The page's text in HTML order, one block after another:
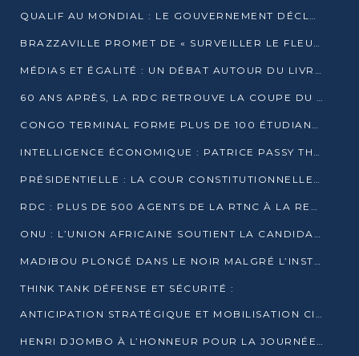
QUALIF AU MONDIAL : LE GOUVERNEMENT DÉCLARE LA JOURNÉE DU 1ER AVRIL 2026 CHÔMÉE ET PAYÉE
BRAZZAVILLE PROMET DE « SURVEILLER LE FLEUVE » APRÈS LA QUALIFICATION DE LA RDC AU MONDIAL
MÉDIAS ET ÉGALITÉ : UN DÉBAT AUTOUR DU LIVRE « CES FEMMES QUI REPRENNENT LE POUVOIR SUR LEUR VIE »
60 ANS APRÈS, LA RDC RETROUVE LA COUPE DU MONDE
CONGO TERMINAL FORME PLUS DE 100 ÉTUDIANTS AUX TECHNIQUES D’EMBAUCHE
INTELLIGENCE ÉCONOMIQUE : PATRICE PASSY THÉORISE UNE STRATÉGIE ADAPTÉE AUX CONTEXTES FRAGMENTÉS
PRÉSIDENTIELLE : LA COUR CONSTITUTIONNELLE CONFIRME LA VICTOIRE DE SASSOU NGUESSO AVEC 94,90 % DES SUFFRAGES
RDC : PLUS DE 500 AGENTS DE LA RTNC À LA RETRAITE, UNE PAGE SE TOURNE
ONU : L’UNION AFRICAINE SOUTIENT LA CANDIDATURE DE MACKY SALL
MADIBOU PLONGÉ DANS LE NOIR MALGRÉ L’INSTALLATION D’UN NOUVEAU TRANSFORMATEUR
THINK TANK DÉFENSE ET SÉCURITÉ :
ANTICIPATION STRATÉGIQUE ET MOBILISATION CITOYENNE POUR NOTRE SOUVERAINETÉ NATIONALE
HENRI DJOMBO À L’HONNEUR POUR LA JOURNÉE MONDIALE DU THÉÂTRE